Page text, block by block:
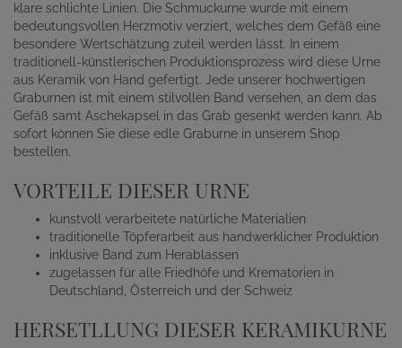
klare schlichte Linien. Die Schmuckurne wurde mit einem
bedeutungsvollen Herzmotiv verziert, welches dem Gefäß eine
besondere Wertschätzung zuteil werden lässt. In einem
traditionell-künstlerischen Produktionsprozess wird diese Urne
aus Keramik von Hand gefertigt. Jede unserer hochwertigen
Graburnen ist mit einem stilvollen Band versehen, an dem das
Gefäß samt Aschekapsel in das Grab gesenkt werden kann. Ab
sofort können Sie diese edle Graburne in unserem Shop
bestellen.
VORTEILE DIESER URNE
kunstvoll verarbeitete natürliche Materialien
traditionelle Töpferarbeit aus handwerklicher Produktion
inklusive Band zum Herablassen
zugelassen für alle Friedhöfe und Krematorien in
Deutschland, Österreich und der Schweiz
HERSETLLUNG DIESER KERAMIKURNE